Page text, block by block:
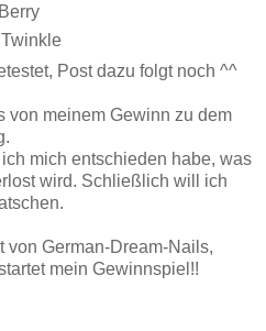
Post dazu folgt noch ^^
von meinem Gewinn zu dem
mich entschieden habe, was
wird. Schließlich will ich
von German-Dream-Nails,
mein Gewinnspiel!!